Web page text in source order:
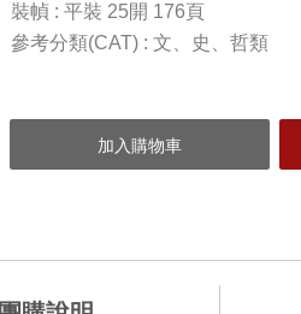
裝幀 : 平裝 25開 176頁
參考分類(CAT) : 文、史、哲類